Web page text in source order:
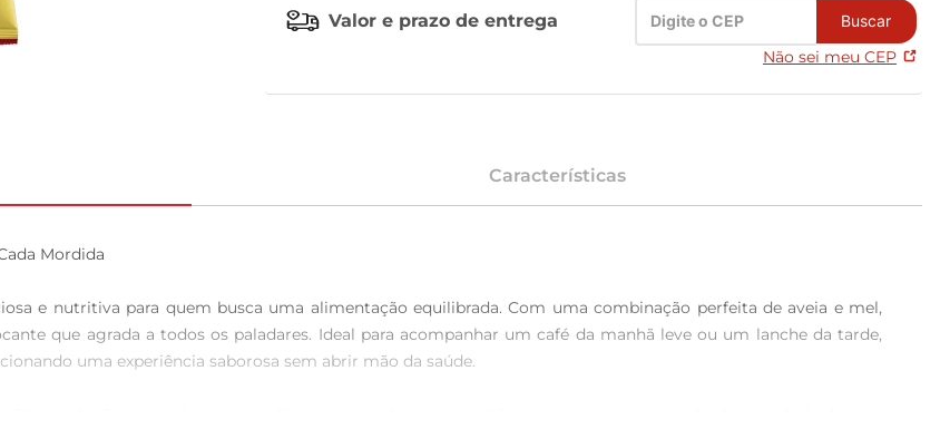
Valor e prazo de entrega Buscar
Não sei meu CEP
Características
Mordida
e nutritiva para quem busca uma alimentação equilibrada. Com uma combinação perfeita de aveia e mel,
que agrada a todos os paladares. Ideal para acompanhar um café da manhã leve ou um lanche da tarde,
uma experiência saborosa sem abrir mão da saúde.